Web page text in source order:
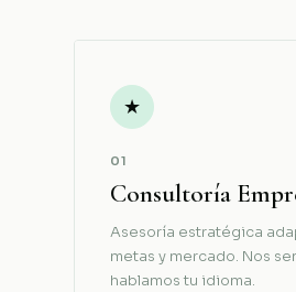
★
01
Consultoría
Asesoría estratégica
metas y mercado. Nos
hablamos tu idioma.